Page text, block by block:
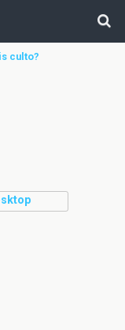
culto?